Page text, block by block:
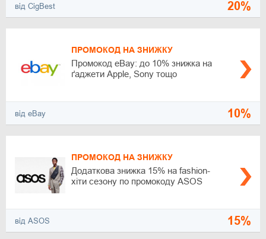
від CigBest 20%
ПРОМОКОД НА ЗНИЖКУ
Промокод eBay: до 10% знижка на
ґаджети Apple, Sony тощо
від eBay 10%
ПРОМОКОД НА ЗНИЖКУ
Додаткова знижка 15% на fashion-
хіти сезону по промокоду ASOS
від ASOS 15%